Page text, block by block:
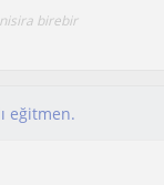
birebir
eğitmen.